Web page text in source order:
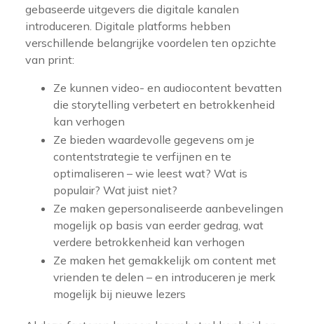
gebaseerde uitgevers die digitale kanalen
introduceren. Digitale platforms hebben
verschillende belangrijke voordelen ten opzichte
van print:
Ze kunnen video- en audiocontent bevatten
die storytelling verbetert en betrokkenheid
kan verhogen
Ze bieden waardevolle gegevens om je
contentstrategie te verfijnen en te
optimaliseren – wie leest wat? Wat is
populair? Wat juist niet?
Ze maken gepersonaliseerde aanbevelingen
mogelijk op basis van eerder gedrag, wat
verdere betrokkenheid kan verhogen
Ze maken het gemakkelijk om content met
vrienden te delen – en introduceren je merk
mogelijk bij nieuwe lezers